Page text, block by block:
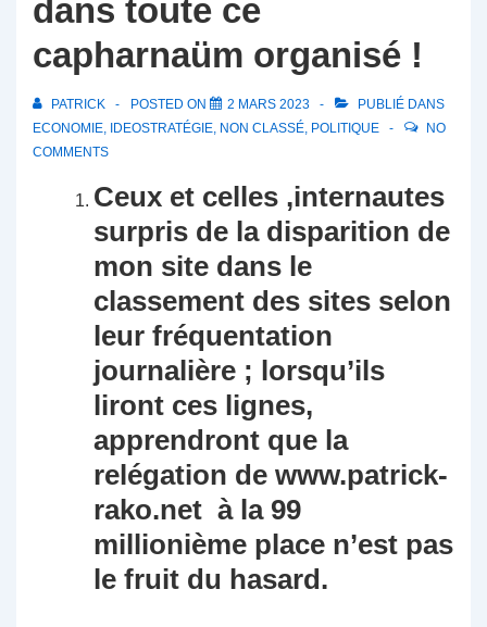
dans toute ce
capharnaüm organisé !
PATRICK POSTED ON 2 MARS 2023
PUBLIÉ DANS
ECONOMIE, IDEOSTRATÉGIE, NON CLASSÉ, POLITIQUE
NO
COMMENTS
Ceux et celles ,internautes
surpris de la disparition de
mon site dans le
classement des sites selon
leur fréquentation
journalière ; lorsqu’ils
liront ces lignes,
apprendront que la
relégation de www.patrick-
rako.net à la 99
millionième place n’est pas
le fruit du hasard.